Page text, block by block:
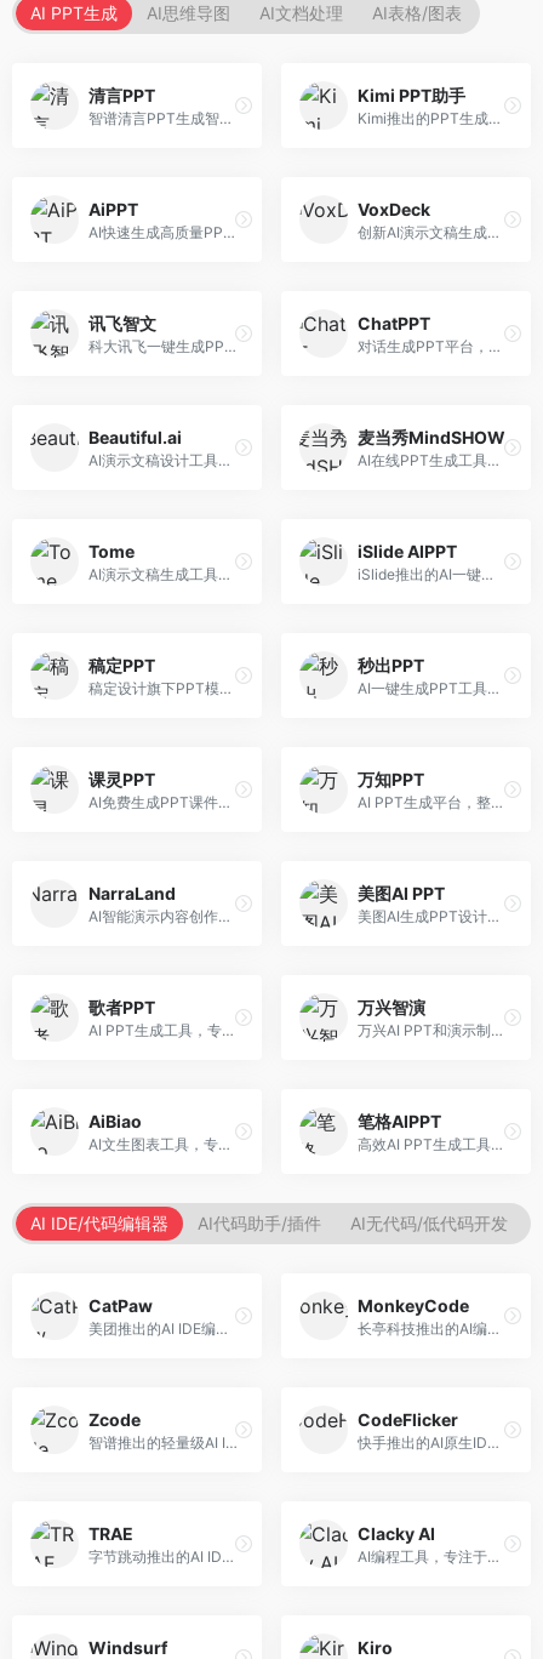
AI PPT生成 AI思维导图 AI文档处理 AI表格/图表
清言PPT
智谱清言PPT生成智能体，基于GLM大模型。面向智谱用户，支持对话生成PPT、内容优化等服务，与智谱生态深度整合。
Kimi PPT助手
Kimi推出的PPT生成智能体，整合长文本处理能力。面向职场人士和学生，支持文档解析、PPT生成、内容优化等服务，与Kimi生态深度整合。
AiPPT
AI快速生成高质量PPT平台，支持主题定制。面向职场人士和学生，提供一键生成、模板选择、内容优化等服务，PPT制作速度快，设计质量高。
VoxDeck
创新AI演示文稿生成工具，支持语音交互创作。面向职场人士，支持语音输入、PPT生成、内容优化等功能，语音创作体验便捷。
讯飞智文
科大讯飞一键生成PPT和Word工具，整合语音技术。面向职场人士，支持语音输入、文档生成、格式调整等功能，办公效率显著提升。
ChatPPT
对话生成PPT平台，支持自然语言交互创作。面向职场人士和教育工作者，通过对话方式完成PPT制作，交互体验友好，创作过程直观。
Beautiful.ai
AI演示文稿设计工具，专注于自动化设计排版。面向职场人士，提供智能排版、模板选择、设计优化等服务，设计美观度高。
麦当秀MindSHOW
AI在线PPT生成工具，支持思维导图转PPT。面向职场人士，提供思维导图导入、PPT生成、模板选择等服务，思维导图转PPT效率高。
Tome
AI演示文稿生成工具，专注于故事化演示创作。面向创业者和营销人员，提供故事叙述、视觉设计、内容生成等服务，演示文稿叙事性强。
iSlide AIPPT
iSlide推出的AI一键设计精美PPT工具。面向PPT设计用户，提供模板库、内容生成、设计优化等服务，与iSlide插件深度整合。
稿定PPT
稿定设计旗下PPT模板资源库，整合AI生成功能。面向设计师和职场人士，提供海量PPT模板、AI内容生成等服务，模板质量高。
秒出PPT
AI一键生成PPT工具，专注于快速演示文稿制作。面向职场人士，支持主题输入、内容生成、模板套用等功能，PPT生成速度快，适合紧急制作场景。
课灵PPT
AI免费生成PPT课件平台，专注于教育场景。面向教师和教育工作者，提供课件生成、教学设计、模板选择等服务，教育适配性强。
万知PPT
AI PPT生成平台，整合知识库与创作功能。面向职场人士，支持内容检索、PPT生成、设计优化等服务，知识整合能力强。
NarraLand
AI智能演示内容创作平台，专注于叙事演示。面向内容创作者，提供故事创作、演示生成、动画设计等服务，演示内容生动有趣。
美图AI PPT
美图AI生成PPT设计工具，整合图像处理能力。面向设计师和职场人士，提供PPT生成、图片美化、设计优化等服务，视觉设计美观。
歌者PPT
AI PPT生成工具，专注于演示文稿智能创作。面向职场人士，支持主题输入、内容生成、设计美化等功能，PPT制作效率高。
万兴智演
万兴AI PPT和演示制作软件，整合视频演示功能。面向职场人士和教育工作者，提供PPT生成、演示录制、视频制作等服务，演示功能完善。
AiBiao
AI文生图表工具，专注于数据可视化展示。面向数据分析师和职场人士，提供图表生成、数据可视化、PPT嵌入等服务，数据展示专业。
笔格AIPPT
高效AI PPT生成工具，专注于演示文稿智能创作。面向职场人士，支持主题输入、内容生成、设计美化等功能，PPT制作效率高。
AI IDE/代码编辑器 AI代码助手/插件 AI无代码/低代码开发
CatPaw
美团推出的AI IDE编程工具，专注于本地开发生态。面向开发者，提供智能代码补全、代码生成、项目管理等服务，本地开发体验好。
MonkeyCode
长亭科技推出的AI编程助手，专注于安全开发。面向开发者，提供代码生成、安全检测、漏洞修复等服务，安全开发能力强。
Zcode
智谱推出的轻量级AI IDE，基于GLM模型。面向开发者，提供智能代码补全、代码生成、错误检测等服务，中文编程支持好。
CodeFlicker
快手推出的AI原生IDE，专注于短视频相关开发。面向快手生态开发者，提供代码生成、调试辅助等服务，与快手开发生态深度整合。
TRAE
字节跳动推出的AI IDE编程工具，深度集成大模型能力。面向开发者，提供智能代码补全、代码解释、重构优化等服务，编程效率显著提升。
Clacky AI
AI编程工具，专注于代码智能生成与优化。面向开发者，提供代码生成、代码重构、错误修复等服务，编程效率高。
Windsurf Kiro